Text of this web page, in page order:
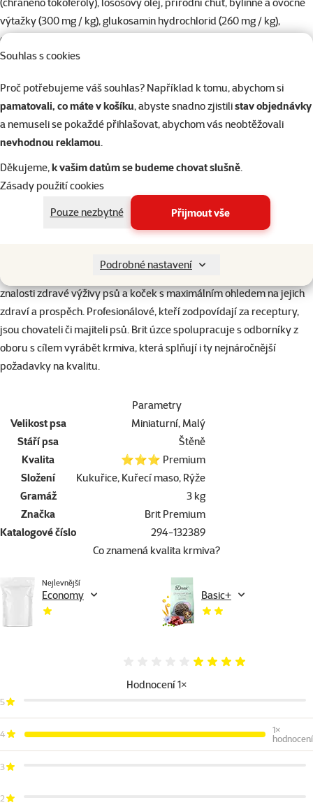
Souhlas s cookies
Proč potřebujeme váš souhlas? Například k tomu, abychom si
pamatovali, co máte v košíku, abyste snadno zjistilistav objednávky
a nemuseli se pokaždé přihlašovat, abychom vás neobtěžovali
nevhodnou reklamou.
Děkujeme,k vašim datům se budeme chovat slušně.
Zásady použití cookies
Pouze nezbytné
Přijmout vše
Podrobné nastavení
výtažky (300 mg / kg), glukosamin hydrochlorid (260 mg / kg),
chondroitin sulfát (160 mg / kg), pivovarské kvasnice, sušená jablka,
minerální látky, mannanoligosacharidy (150 mg / kg),
kg), organická měď, organický zinek, organický selen.
Jakostní znaky: proteiny 31%, vlhkost 10%, tuky 20%, hrubé
popeloviny 6,5%, vláknina 2,3%, vápník 1,5%, fosfor 1,1%, vitamín A
20 000 m.j./ kg, vitamín D3 1 900 m.j./ kg, vitamín E (alfatokoferol)
600 mg / kg, zinek 100 mg / kg, železo 90 mg / kg, mangan 45 mg /
kg, měď 20 mg / kg, jód 1 mg / kg, selen 0,2 mg / kg.
Metabolizovatelná energie: 4397 kcal / kg. Dostupné v balení: 1 kg, 3
Brit je český výrobce zabývající se výrobou, vývojem a distribucí
znalosti zdravé výživy psů a koček s maximálním ohledem na jejich
zdraví a prospěch. Profesionálové, kteří zodpovídají za receptury,
jsou chovateli či majiteli psů. Brit úzce spolupracuje s odborníky z
oboru s cílem vyrábět krmiva, která splňují i ty nejnáročnější
požadavky na kvalitu.
Parametry
Velikost psa
Miniaturní, Malý
Stáří psa
Štěně
Kvalita
⭐⭐⭐ Premium
Složení
Kukuřice, Kuřecí maso, Rýže
Gramáž
3 kg
Značka
Brit Premium
Katalogové číslo
294-132389
Co znamená kvalita krmiva?
Economy
Nejlevnější
Basic+
Hodnocení 1×
Hodnocení 80%
5
4
1×
hodnocení
3
2